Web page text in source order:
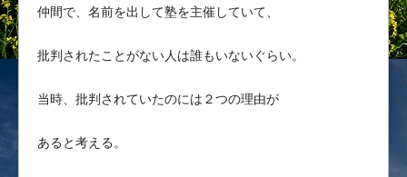
仲間で、名前を出して塾を主催していて、
批判されたことがない人は誰もいないぐらい。
当時、批判されていたのには２つの理由が
あると考える。